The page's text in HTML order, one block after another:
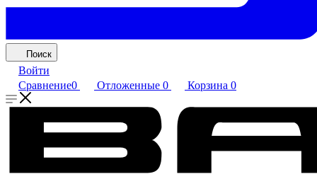
Поиск
Войти
Сравнение0 Отложенные 0 Корзина 0